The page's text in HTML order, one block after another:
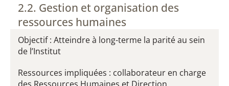
2.2. Gestion et organisation des
ressources humaines​
Objectif : Atteindre à long-terme la parité au sein
de l’Institut
Ressources impliquées : collaborateur en charge